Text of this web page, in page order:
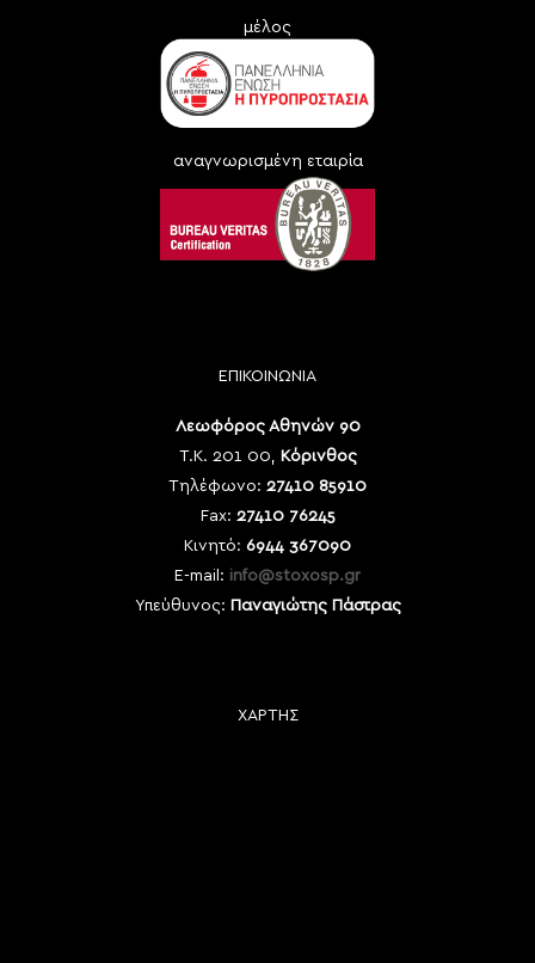
μέλος
αναγνωρισμένη εταιρία
ΕΠΙΚΟΙΝΩΝΙΑ
Λεωφόρος Αθηνών 90
Τ.Κ. 201 00, Κόρινθος
Τηλέφωνο: 27410 85910
Fax: 27410 76245
Κινητό: 6944 367090
E-mail: info@stoxosp.gr
Υπεύθυνος: Παναγιώτης Πάστρας
ΧΑΡΤΗΣ